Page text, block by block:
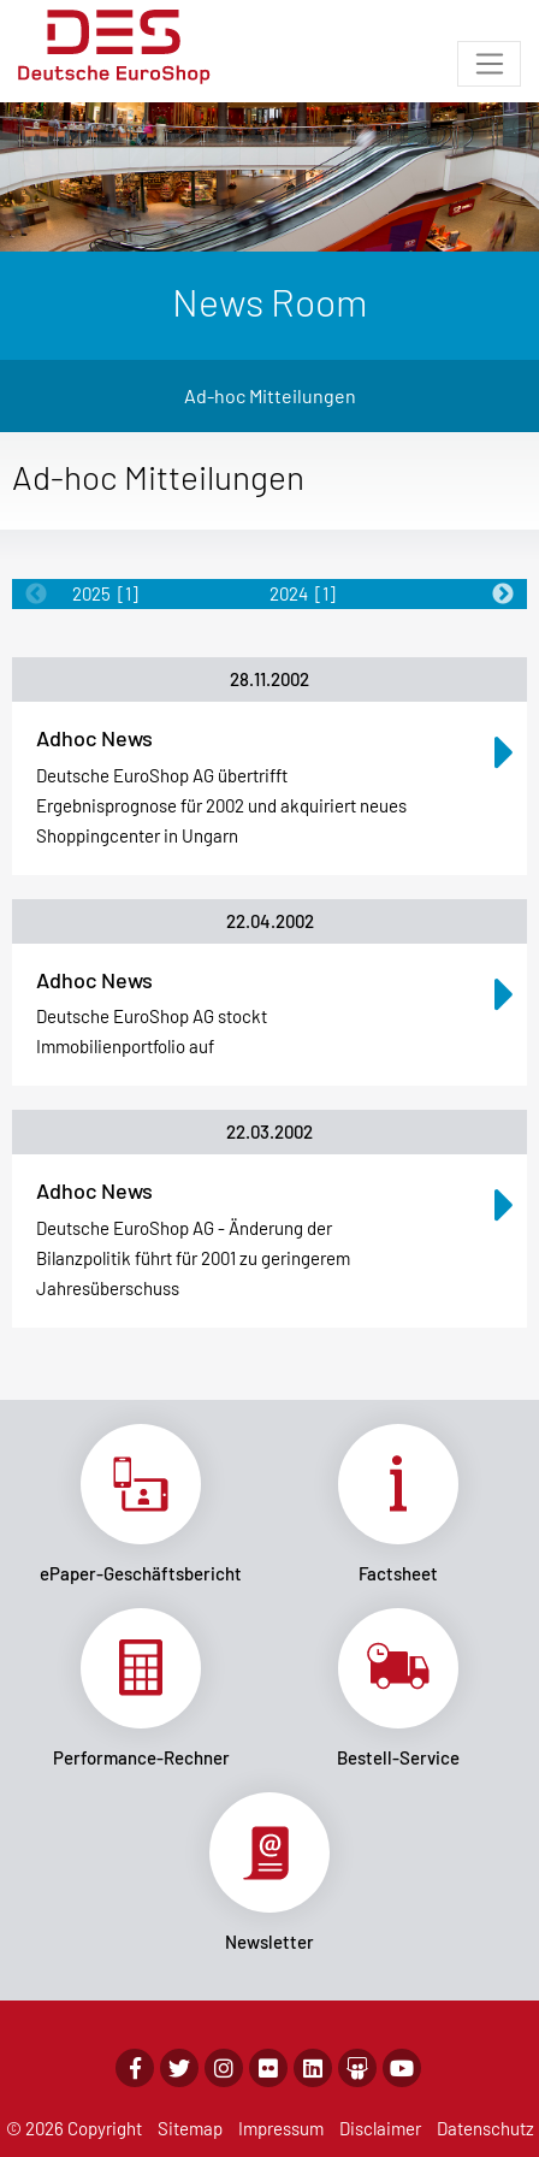
News Room
Ad-hoc Mitteilungen
Ad-hoc Mitteilungen
2025 [1] 2024 [1] 2023[4]
28.11.2002
Adhoc News
Deutsche EuroShop AG übertrifft
Ergebnisprognose für 2002 und akquiriert neues
Shoppingcenter in Ungarn
22.04.2002
Adhoc News
Deutsche EuroShop AG stockt
Immobilienportfolio auf
22.03.2002
Adhoc News
Deutsche EuroShop AG - Änderung der
Bilanzpolitik führt für 2001 zu geringerem
Jahresüberschuss
ePaper-Geschäftsbericht Factsheet
Performance-Rechner Bestell-Service
Newsletter
© 2026 Copyright Sitemap Impressum Disclaimer Datenschutz